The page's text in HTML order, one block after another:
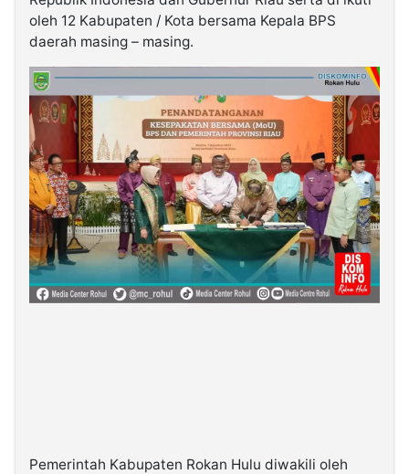
oleh 12 Kabupaten / Kota bersama Kepala BPS
daerah masing – masing.
Pemerintah Kabupaten Rokan Hulu diwakili oleh